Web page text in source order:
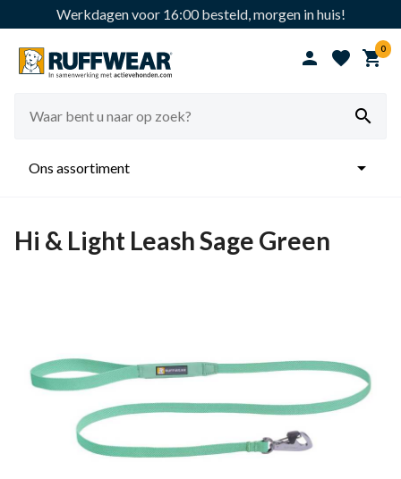
Werkdagen voor 16:00 besteld, morgen in huis!
  0

Ons assortiment 
Hi & Light Leash Sage Green